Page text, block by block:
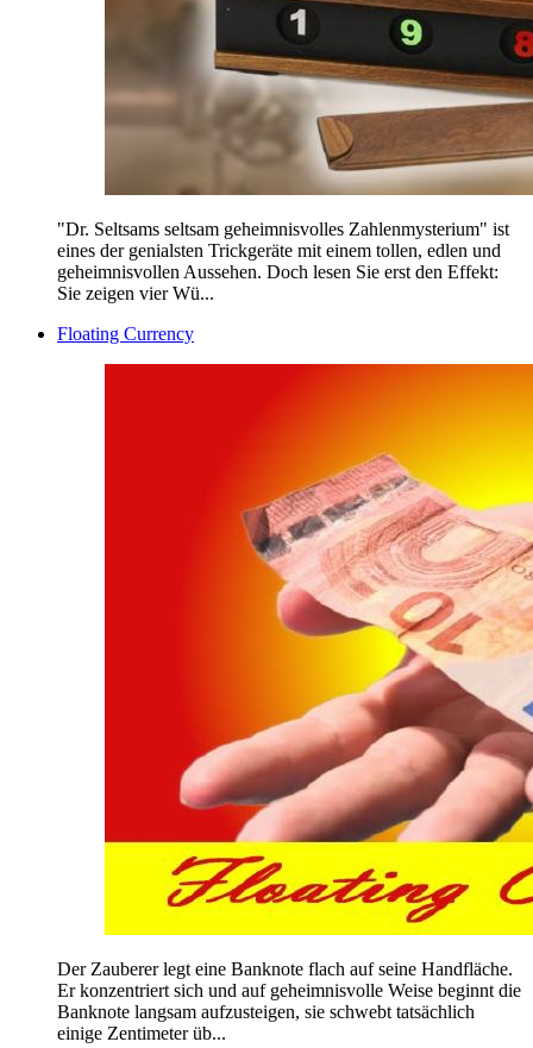
"Dr. Seltsams seltsam geheimnisvolles Zahlenmysterium" ist
eines der genialsten Trickgeräte mit einem tollen, edlen und
geheimnisvollen Aussehen. Doch lesen Sie erst den Effekt:
Sie zeigen vier Wü...
Floating Currency
Der Zauberer legt eine Banknote flach auf seine Handfläche.
Er konzentriert sich und auf geheimnisvolle Weise beginnt die
Banknote langsam aufzusteigen, sie schwebt tatsächlich
einige Zentimeter üb...